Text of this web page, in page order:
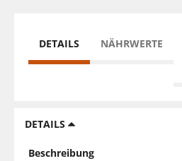
DETAILS NÄHRWERTE
DETAILS
Beschreibung